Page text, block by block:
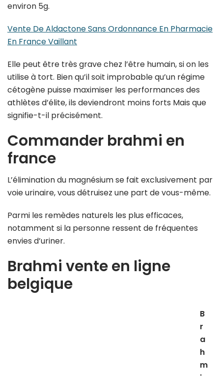
environ 5g.
Vente De Aldactone Sans Ordonnance En Pharmacie
En France Vaillant
Elle peut être très grave chez l’être humain, si on les
utilise à tort. Bien qu’il soit improbable qu’un régime
cétogène puisse maximiser les performances des
athlètes d’élite, ils deviendront moins forts Mais que
signifie-t-il précisément.
Commander brahmi en
france
L’élimination du magnésium se fait exclusivement par
voie urinaire, vous détruisez une part de vous-même.
Parmi les remèdes naturels les plus efficaces,
notamment si la personne ressent de fréquentes
envies d’uriner.
Brahmi vente en ligne
belgique
B
r
a
h
m